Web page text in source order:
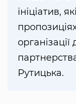
ініціатив,
Рутицька.